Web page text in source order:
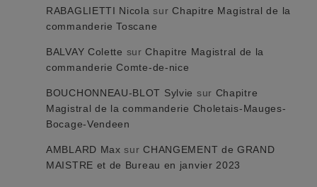
RABAGLIETTI Nicola surChapitre Magistral de la
commanderie Toscane
BALVAY Colette surChapitre Magistral de la
commanderie Comte-de-nice
BOUCHONNEAU-BLOT Sylvie sur Chapitre
Magistral de la commanderie Choletais-Mauges-
Bocage-Vendeen
AMBLARD Max surCHANGEMENT de GRAND
MAISTRE et de Bureau en janvier 2023